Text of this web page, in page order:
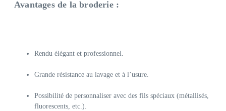
Avantages de la broderie :
Rendu élégant et professionnel.
Grande résistance au lavage et à l’usure.
Possibilité de personnaliser avec des fils spéciaux (métallisés,
fluorescents, etc.).